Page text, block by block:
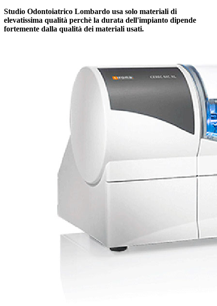
Studio Odontoiatrico Lombardo usa solo materiali di
elevatissima qualità perchè la durata dell'impianto dipende
fortemente dalla qualità dei materiali usati.